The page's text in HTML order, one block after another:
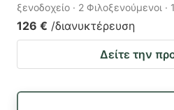
ξενοδοχείο · 2 Φιλοξενούμενοι
126 € /διανυκτέρευση
Δείτε την